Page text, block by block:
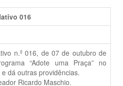
016
n.º 016, de 07 de outubro de
“Adote uma Praça” no
dá outras providências.
Ricardo Maschio.